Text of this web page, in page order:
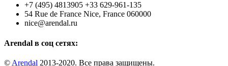
+7 (495) 4813905 +33 629-961-135
54 Rue de France Nice, France 060000
nice@arendal.ru
Arendal в соц сетях:
© Arendal 2013-2020. Все права защищены.